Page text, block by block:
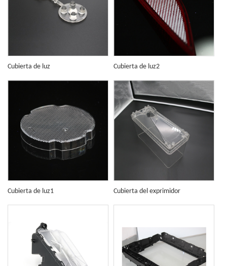
Cubierta de luz Cubierta de luz2
Cubierta de luz1 Cubierta del exprimidor